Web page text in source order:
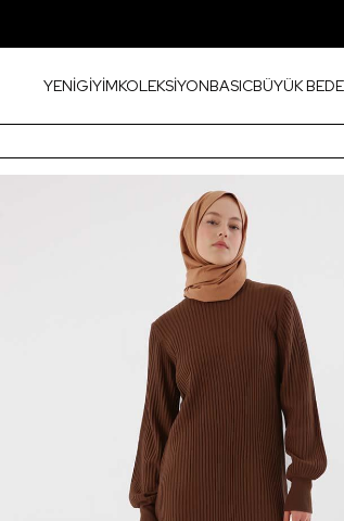
YENİGİYİMKOLEKSİYONBASICBÜYÜK